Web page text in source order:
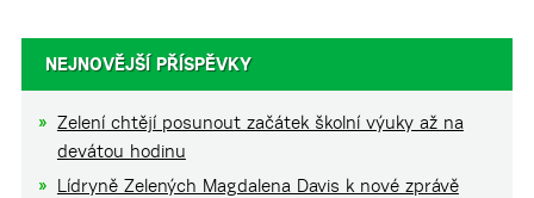
NEJNOVĚJŠÍ PŘÍSPĚVKY
Zelení chtějí posunout začátek školní výuky až na
devátou hodinu
Lídryně Zelených Magdalena Davis k nové zprávě